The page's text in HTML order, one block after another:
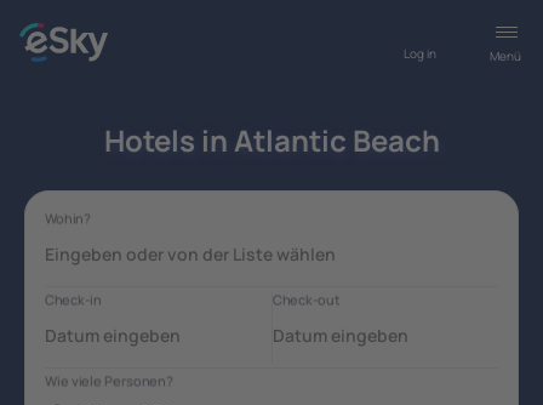
Menü
Log in
Hotels in Atlantic Beach